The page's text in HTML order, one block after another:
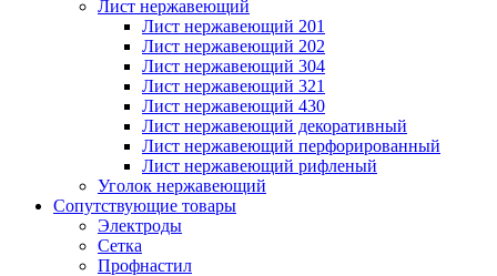
Лист нержавеющий
Лист нержавеющий 201
Лист нержавеющий 202
Лист нержавеющий 304
Лист нержавеющий 321
Лист нержавеющий 430
Лист нержавеющий декоративный
Лист нержавеющий перфорированный
Лист нержавеющий рифленый
Уголок нержавеющий
Cопутствующие товары
Электроды
Сетка
Профнастил